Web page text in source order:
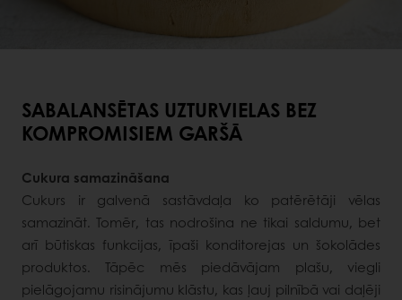
SABALANSĒTAS UZTURVIELAS BEZ
KOMPROMISIEM GARŠĀ
Cukura samazināšana
Cukurs ir galvenā sastāvdaļa ko patērētāji vēlas
samazināt. Tomēr, tas nodrošina ne tikai saldumu, bet
arī būtiskas funkcijas, īpaši konditorejas un šokolādes
produktos. Tāpēc mēs piedāvājam plašu, viegli
pielāgojamu risinājumu klāstu, kas ļauj pilnībā vai daļēji